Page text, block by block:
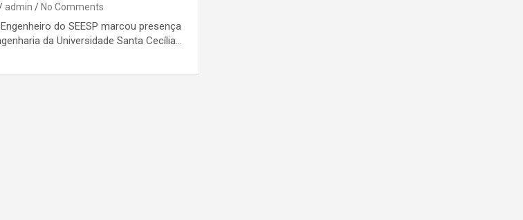
admin No Comments
do SEESP marcou presença
da Universidade Santa Cecília…